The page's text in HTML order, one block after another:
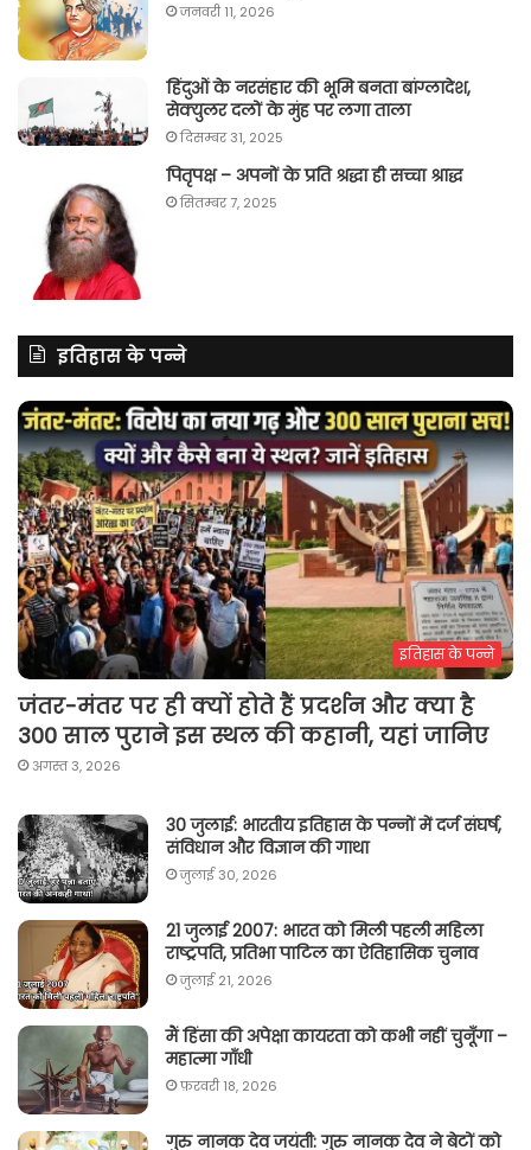
जनवरी 11, 2026
हिंदुओं के नरसंहार की भूमि बनता बांग्लादेश,
सेक्युलर दलों के मुंह पर लगा ताला
दिसम्बर 31, 2025
पितृपक्ष – अपनों के प्रति श्रद्धा ही सच्चा श्राद्ध
सितम्बर 7, 2025
इतिहास के पन्ने
इतिहास के पन्ने
जंतर-मंतर पर ही क्यों होते हैं प्रदर्शन और क्या है
300 साल पुराने इस स्थल की कहानी, यहां जानिए
अगस्त 3, 2026
30 जुलाई: भारतीय इतिहास के पन्नों में दर्ज संघर्ष,
संविधान और विज्ञान की गाथा
जुलाई 30, 2026
21 जुलाई 2007: भारत को मिली पहली महिला
राष्ट्रपति, प्रतिभा पाटिल का ऐतिहासिक चुनाव
जुलाई 21, 2026
मैं हिंसा की अपेक्षा कायरता को कभी नहीं चुनूँगा –
महात्मा गाँधी
फ़रवरी 18, 2026
गुरु नानक देव जयंती: गुरु नानक देव ने बेटों को